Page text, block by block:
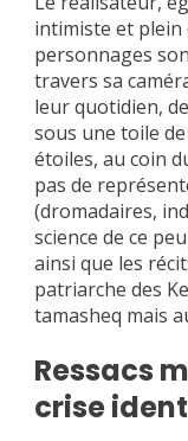
intimiste et plein
personnages
travers sa
leur quotidien,
sous une toile
étoiles, au coin
pas de
(dromadaires,
science de ce
ainsi que les
patriarche des
tamasheq mais
Ressacs
crise